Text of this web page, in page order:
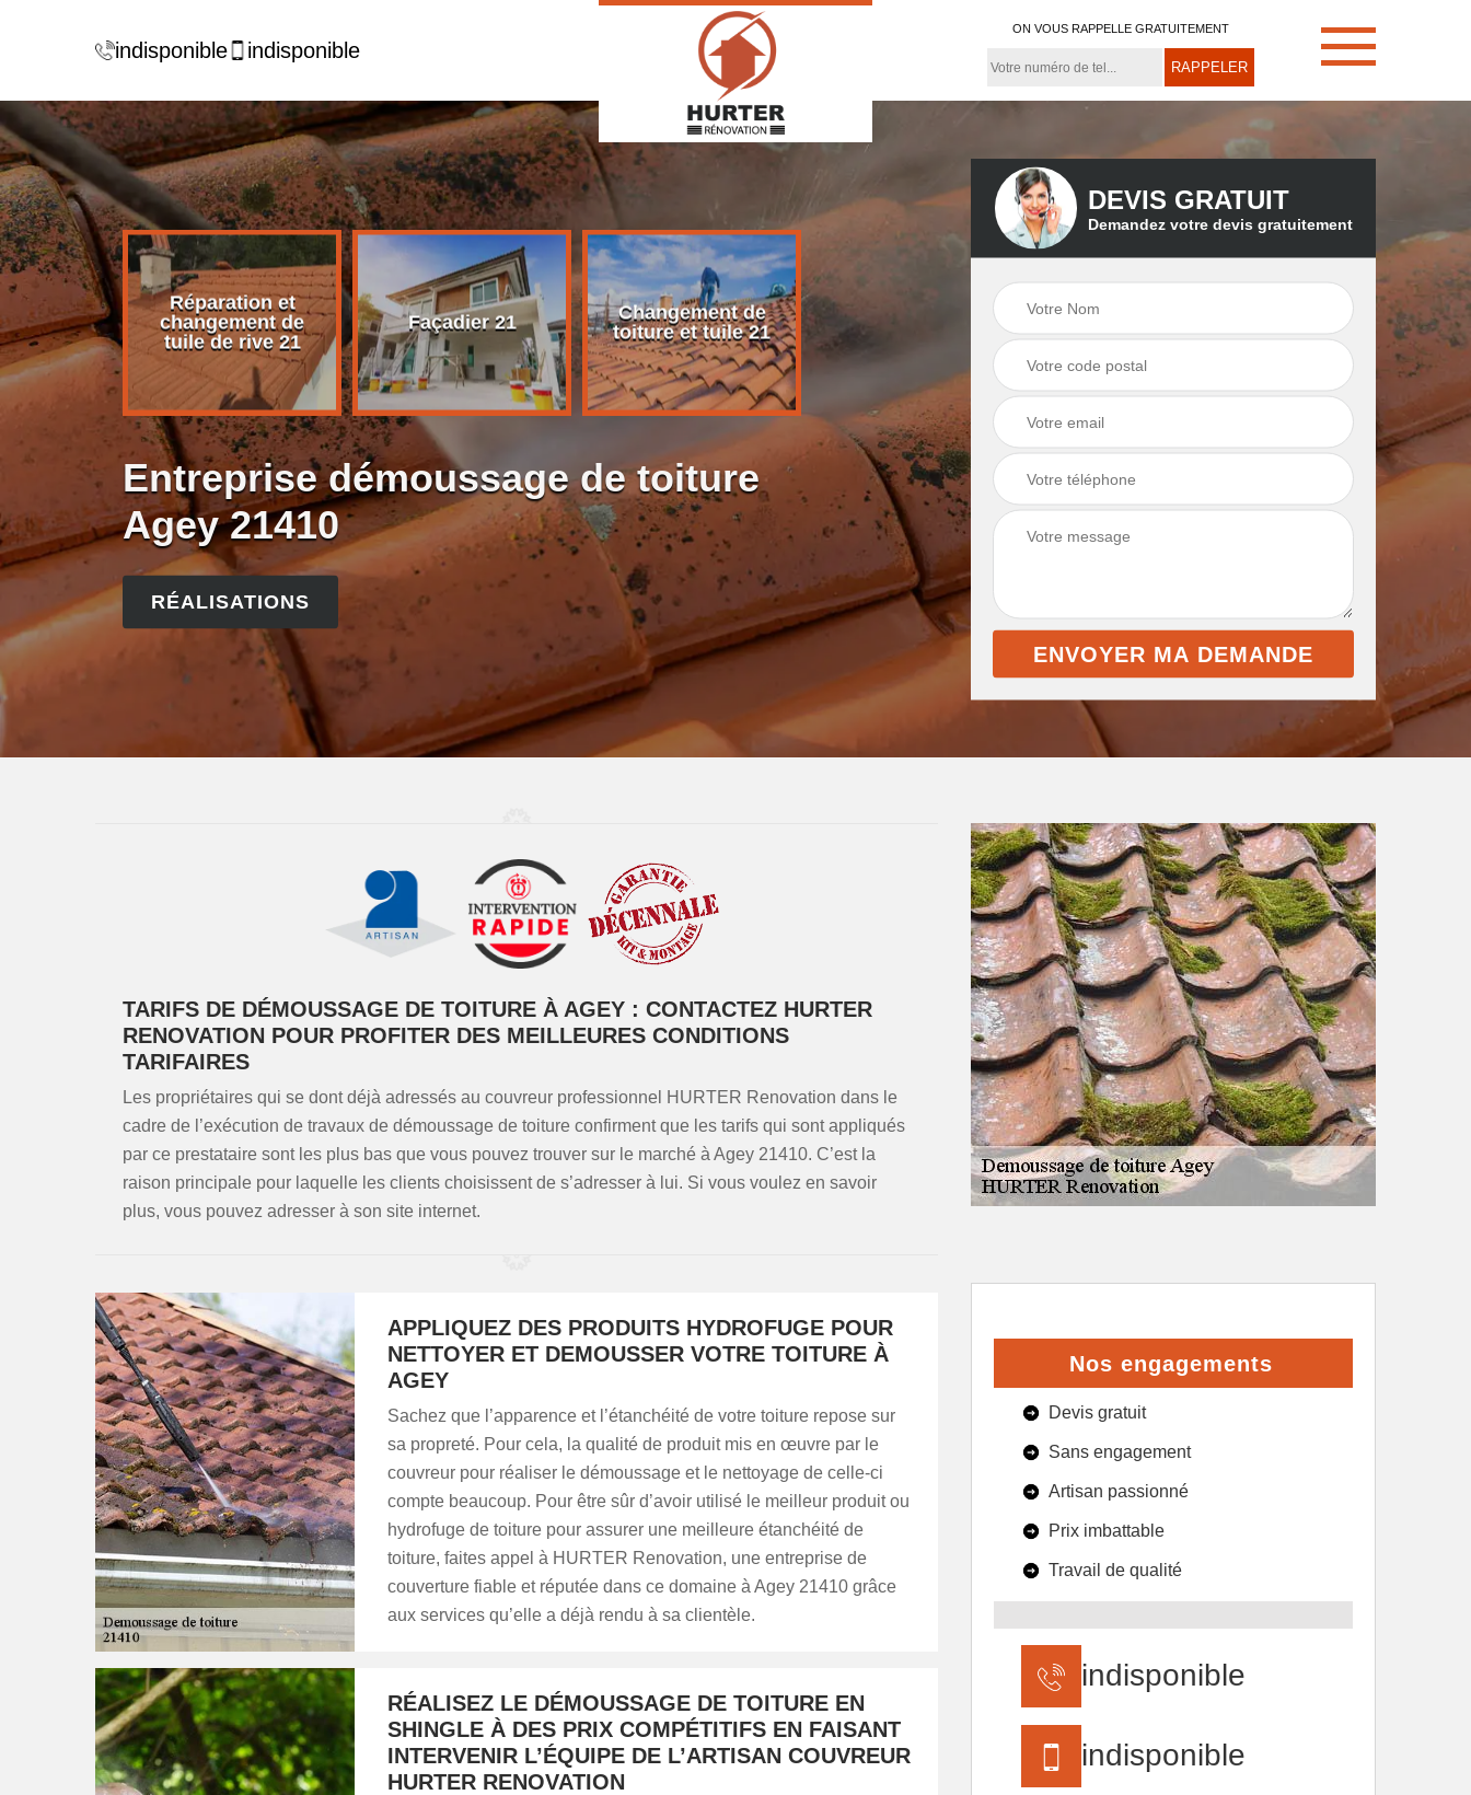
indisponible indisponible
ON VOUS RAPPELLE GRATUITEMENT
de
21
Réparation et
changement de
tuile de rive 21
Façadier 21
Changement de
toiture et tuile 21
Démoussage de
toiture 21
Couvreur zingueur
Entreprise démoussage de toiture
Agey 21410
RÉALISATIONS
DEVIS GRATUIT
Demandez votre devis gratuitement
TARIFS DE DÉMOUSSAGE DE TOITURE À AGEY : CONTACTEZ HURTER
RENOVATION POUR PROFITER DES MEILLEURES CONDITIONS
TARIFAIRES
Les propriétaires qui se dont déjà adressés au couvreur professionnel HURTER Renovation dans le
cadre de l’exécution de travaux de démoussage de toiture confirment que les tarifs qui sont appliqués
par ce prestataire sont les plus bas que vous pouvez trouver sur le marché à Agey 21410. C’est la
raison principale pour laquelle les clients choisissent de s’adresser à lui. Si vous voulez en savoir
plus, vous pouvez adresser à son site internet.
APPLIQUEZ DES PRODUITS HYDROFUGE POUR
NETTOYER ET DEMOUSSER VOTRE TOITURE À
AGEY
Sachez que l’apparence et l’étanchéité de votre toiture repose sur
sa propreté. Pour cela, la qualité de produit mis en œuvre par le
couvreur pour réaliser le démoussage et le nettoyage de celle-ci
compte beaucoup. Pour être sûr d’avoir utilisé le meilleur produit ou
hydrofuge de toiture pour assurer une meilleure étanchéité de
toiture, faites appel à HURTER Renovation, une entreprise de
couverture fiable et réputée dans ce domaine à Agey 21410 grâce
aux services qu’elle a déjà rendu à sa clientèle.
RÉALISEZ LE DÉMOUSSAGE DE TOITURE EN
SHINGLE À DES PRIX COMPÉTITIFS EN FAISANT
INTERVENIR L’ÉQUIPE DE L’ARTISAN COUVREUR
HURTER RENOVATION
Nos engagements
Devis gratuit
Sans engagement
Artisan passionné
Prix imbattable
Travail de qualité
indisponible
indisponible